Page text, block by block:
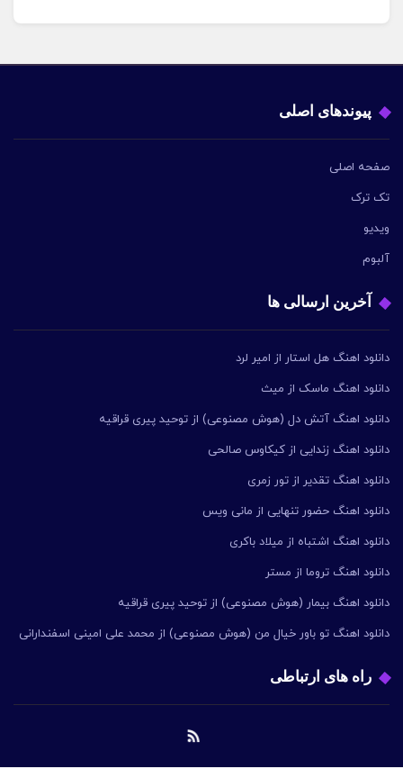
پیوندهای اصلی
صفحه اصلی
تک ترک
ویدیو
آلبوم
آخرین ارسالی ها
دانلود اهنگ هل استار از امیر لرد
دانلود اهنگ ماسک از میث
دانلود اهنگ آتش دل (هوش مصنوعی) از توحید پیری قراقیه
دانلود اهنگ زندایی از کیکاوس صالحی
دانلود اهنگ تقدیر از تور زمری
دانلود اهنگ حضور تنهایی از مانی ویس
دانلود اهنگ اشتباه از میلاد باکری
دانلود اهنگ تروما از مستر
دانلود اهنگ بیمار (هوش مصنوعی) از توحید پیری قراقیه
دانلود اهنگ تو باور خیال من (هوش مصنوعی) از محمد علی امینی اسفندارانی
راه های ارتباطی